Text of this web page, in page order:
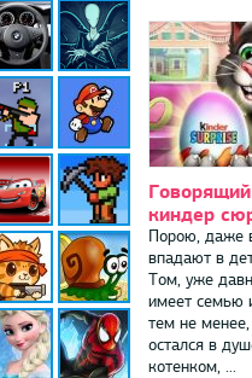
киндер
Порою, даже
впадают в
Том, уже
имеет семью
тем не
остался в
котенком, ...